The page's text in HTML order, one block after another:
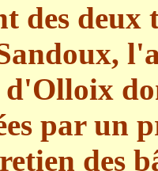
des
par un
des